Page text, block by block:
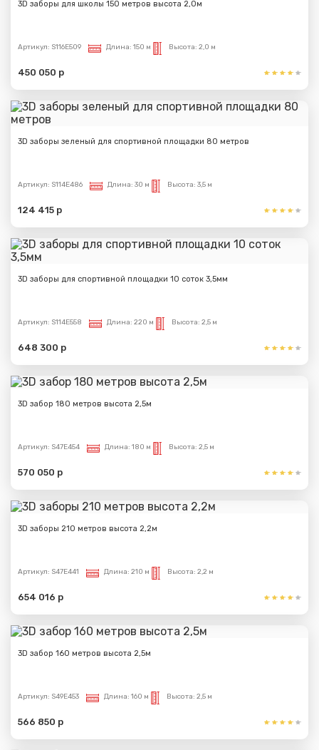
3D заборы для школы 150 метров высота 2,0м
Артикул: S116E509 Длина: 150 м Высота: 2,0 м
450 050 р
3D заборы зеленый для спортивной площадки 80 метров
Артикул: S114E486 Длина: 30 м Высота: 3,5 м
124 415 р
3D заборы для спортивной площадки 10 соток 3,5мм
Артикул: S114E558 Длина: 220 м Высота: 2,5 м
648 300 р
3D забор 180 метров высота 2,5м
Артикул: S47E454 Длина: 180 м Высота: 2,5 м
570 050 р
3D заборы 210 метров высота 2,2м
Артикул: S47E441 Длина: 210 м Высота: 2,2 м
654 016 р
3D забор 160 метров высота 2,5м
Артикул: S49E453 Длина: 160 м Высота: 2,5 м
566 850 р